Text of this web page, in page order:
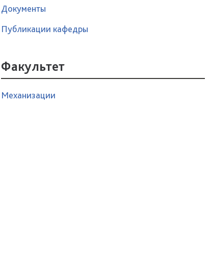
Документы
Публикации кафедры
Факультет
Механизации